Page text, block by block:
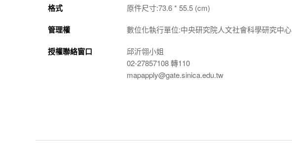
格式 原件尺寸:73.6 * 55.5 (cm)
管理權 數位化執行單位:中央研究院人文社會科學研究中心
授權聯絡窗口
邱沂翎小姐
02-27857108 轉110
mapapply@gate.sinica.edu.tw